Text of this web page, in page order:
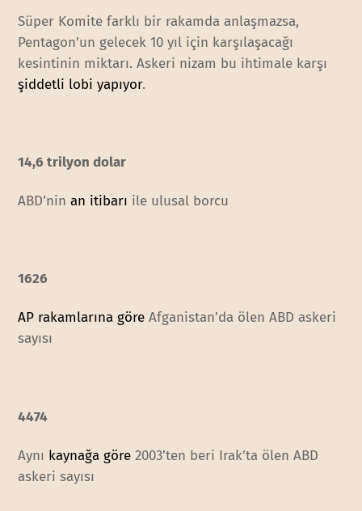
Süper Komite farklı bir rakamda anlaşmazsa,
Pentagon’un gelecek 10 yıl için karşılaşacağı
kesintinin miktarı. Askeri nizam bu ihtimale karşı
şiddetli lobi yapıyor.
14,6 trilyon dolar
ABD’ninan itibarı ile ulusal borcu
1626
AP rakamlarına göreAfganistan’da ölen ABD askeri
sayısı
4474
Aynı kaynağa göre 2003’ten beri Irak’ta ölen ABD
askeri sayısı